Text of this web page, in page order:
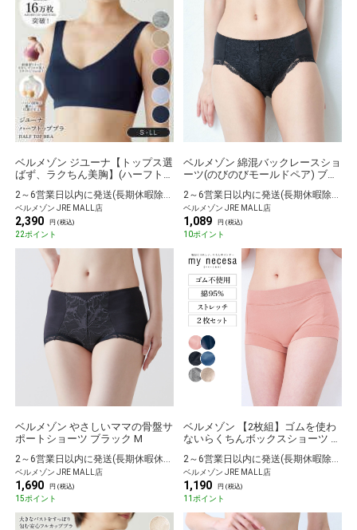
ベルメゾン ジユーナ【トップス選
ばず、ラクちん美胸】(ハーフト
ップブラ) 杢グレー S 1枚
2～6営業日以内に発送(長期休暇除く)
ベルメゾン JRE MALL店
2,390 円 (税込)
22ポイント
ベルメゾン 綿混バックレースショ
ーツ(のびのびモールドペア) ブラ
2～6営業日以内に発送(長期休暇除く)
ベルメゾン JRE MALL店
1,089 円 (税込)
10ポイント
ベルメゾン やさしいママの骨盤サ
ポートショーツ ブラック M
2～6営業日以内に発送(長期休暇休暇除く)
ベルメゾン JRE MALL店
1,690 円 (税込)
15ポイント
ベルメゾン 【2枚組】ゴムを使わ
ないらくちんボックスショーツ 杢
グレー＆杢ベージュ S
2～6営業日以内に発送(長期休暇除く)
ベルメゾン JRE MALL店
1,190 円 (税込)
11ポイント